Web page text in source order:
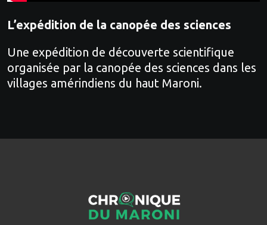
L’expédition de la canopée des sciences
Une expédition de découverte scientifique
organisée par la canopée des sciences dans les
villages amérindiens du haut Maroni.